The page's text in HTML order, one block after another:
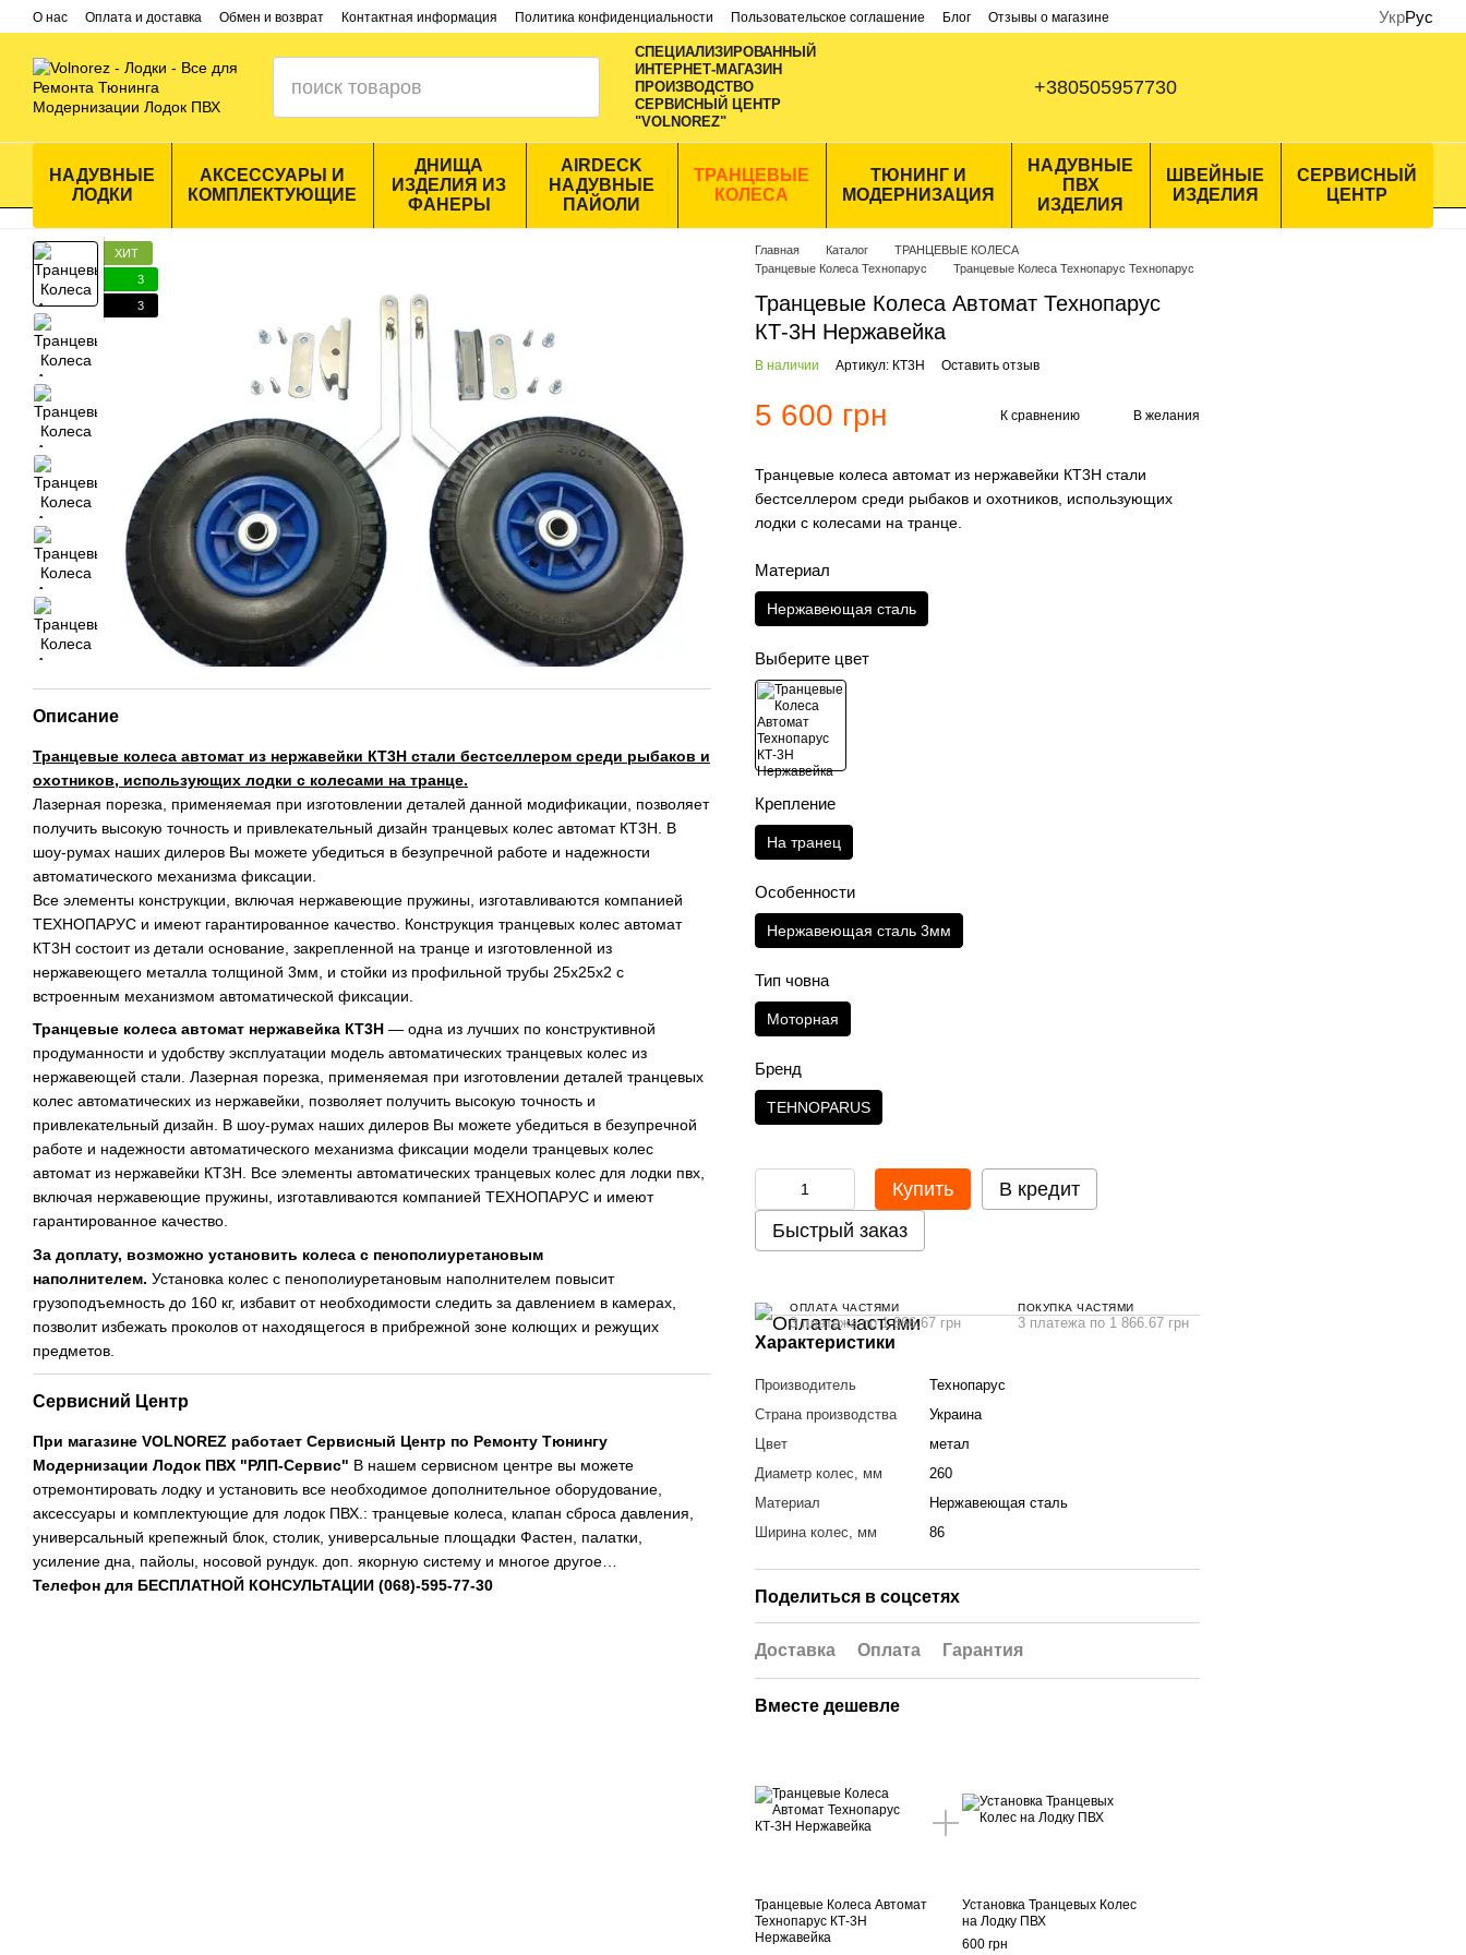
Перейти к основному контенту
О нас Оплата и доставка Обмен и возврат Контактная информация Политика конфиденциальности Пользовательское соглашение Блог Отзывы о магазине УкрРус
СПЕЦИАЛИЗИРОВАННЫЙ
ИНТЕРНЕТ-МАГАЗИН
ПРОИЗВОДСТВО
CЕРВИСНЫЙ ЦЕНТР
"VOLNOREZ"
+380505957730
НАДУВНЫЕ
ЛОДКИ
АКСЕССУАРЫ И
КОМПЛЕКТУЮЩИЕ
ДНИЩА
ИЗДЕЛИЯ ИЗ
ФАНЕРЫ
AIRDECK
НАДУВНЫЕ
ПАЙОЛИ
ТРАНЦЕВЫЕ
КОЛЕСА
ТЮНИНГ И
МОДЕРНИЗАЦИЯ
НАДУВНЫЕ
ПВХ
ИЗДЕЛИЯ
ШВЕЙНЫЕ
ИЗДЕЛИЯ
СЕРВИСНЫЙ
ЦЕНТР
ХИТ
3
3
Описание
Транцевые колеса автомат из нержавейки КТ3Н стали бестселлером среди рыбаков и
охотников, использующих лодки с колесами на транце.
Лазерная порезка, применяемая при изготовлении деталей данной модификации, позволяет
получить высокую точность и привлекательный дизайн транцевых колес автомат КТ3Н. В
шоу-румах наших дилеров Вы можете убедиться в безупречной работе и надежности
автоматического механизма фиксации.
Все элементы конструкции, включая нержавеющие пружины, изготавливаются компанией
ТЕХНОПАРУС и имеют гарантированное качество. Конструкция транцевых колес автомат
КТ3Н состоит из детали основание, закрепленной на транце и изготовленной из
нержавеющего металла толщиной 3мм, и стойки из профильной трубы 25х25х2 с
встроенным механизмом автоматической фиксации.
Транцевые колеса автомат нержавейка КТ3Н — одна из лучших по конструктивной
продуманности и удобству эксплуатации модель автоматических транцевых колес из
нержавеющей стали. Лазерная порезка, применяемая при изготовлении деталей транцевых
колес автоматических из нержавейки, позволяет получить высокую точность и
привлекательный дизайн. В шоу-румах наших дилеров Вы можете убедиться в безупречной
работе и надежности автоматического механизма фиксации модели транцевых колес
автомат из нержавейки КТ3Н. Все элементы автоматических транцевых колес для лодки пвх,
включая нержавеющие пружины, изготавливаются компанией ТЕХНОПАРУС и имеют
гарантированное качество.
За доплату, возможно установить колеса с пенополиуретановым
наполнителем. Установка колес с пенополиуретановым наполнителем повысит
грузоподъемность до 160 кг, избавит от необходимости следить за давлением в камерах,
позволит избежать проколов от находящегося в прибрежной зоне колющих и режущих
предметов.
Сервисний Центр
При магазине VOLNOREZ работает Сервисный Центр по Ремонту Тюнингу
Модернизации Лодок ПВХ "РЛП-Сервис" В нашем сервисном центре вы можете
отремонтировать лодку и установить все необходимое дополнительное оборудование,
аксессуары и комплектующие для лодок ПВХ.: транцевые колеса, клапан сброса давления,
универсальный крепежный блок, столик, универсальные площадки Фастен, палатки,
усиление дна, пайолы, носовой рундук. доп. якорную систему и многое другое…
Телефон для БЕСПЛАТНОЙ КОНСУЛЬТАЦИИ (068)-595-77-30
Главная Каталог
ТРАНЦЕВЫЕ КОЛЕСА
Транцевые Колеса Технопарус
Транцевые Колеса Технопарус Технопарус
Транцевые Колеса Автомат Технопарус
КТ-3Н Нержавейка
В наличии Артикул: КТ3Н Оставить отзыв
5 600 грн К сравнению В желания
Транцевые колеса автомат из нержавейки КТ3Н стали
бестселлером среди рыбаков и охотников, использующих
лодки с колесами на транце.
Материал
Нержавеющая сталь
Выберите цвет
Крепление
На транец
Особенности
Нержавеющая сталь 3мм
Тип човна
Моторная
Бренд
TEHNOPARUS
Купить
В кредит
Быстрый заказ
ОПЛАТА ЧАСТЯМИ
3 платежа по 1 866.67 грн
ПОКУПКА ЧАСТЯМИ
3 платежа по 1 866.67 грн
Характеристики
Производитель
Технопарус
Страна производства
Украина
Цвет
метал
Диаметр колес, мм
260
Материал
Нержавеющая сталь
Ширина колес, мм
86
Поделиться в соцсетях
Доставка Оплата Гарантия
Вместе дешевле
Транцевые Колеса Автомат
Технопарус КТ-3Н
Нержавейка
Установка Транцевых Колес
на Лодку ПВХ
600 грн